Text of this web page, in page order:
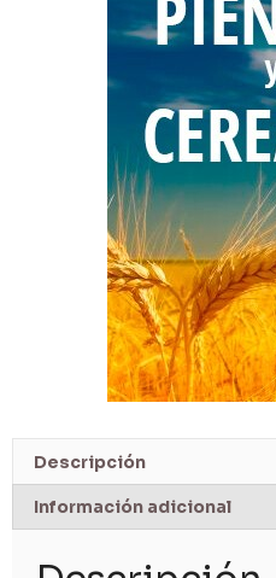
Descripción
Información adicional